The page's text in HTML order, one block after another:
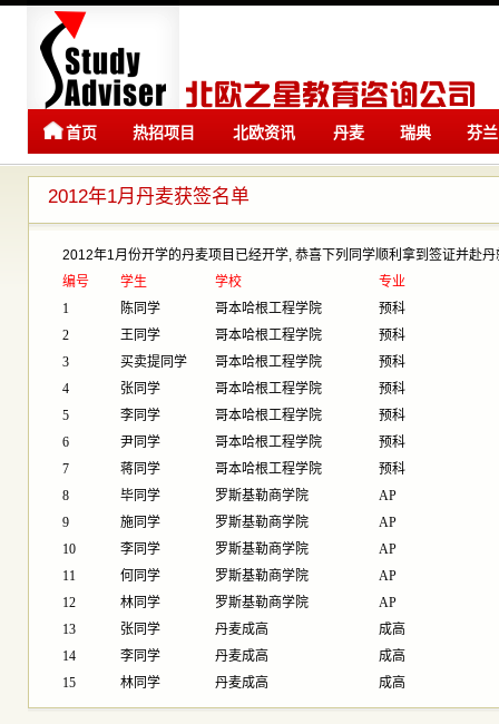
首页 热招项目 北欧资讯 丹麦
留学
瑞典
留学
芬兰
2012年1月丹麦获签名单
2012年1月份开学的丹麦项目已经开学, 恭喜下列同学顺利拿到签证并赴丹
编号
学生 学校
专业
1
陈同学 哥本哈根工程学院
预科
2
王同学 哥本哈根工程学院
预科
3
买卖提同学 哥本哈根工程学院
预科
4
张同学 哥本哈根工程学院
预科
5
李同学 哥本哈根工程学院
预科
6
尹同学 哥本哈根工程学院
预科
7
蒋同学 哥本哈根工程学院
预科
8
毕同学 罗斯基勒商学院
AP
9
施同学 罗斯基勒商学院
AP
10
李同学 罗斯基勒商学院
AP
11
何同学 罗斯基勒商学院
AP
12
林同学 罗斯基勒商学院
AP
13
张同学 丹麦成高
成高
14
李同学 丹麦成高
成高
15
林同学 丹麦成高 成高